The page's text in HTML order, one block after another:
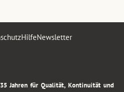
HilfeNewsletter
Jahren für Qualität, Kontinuität und